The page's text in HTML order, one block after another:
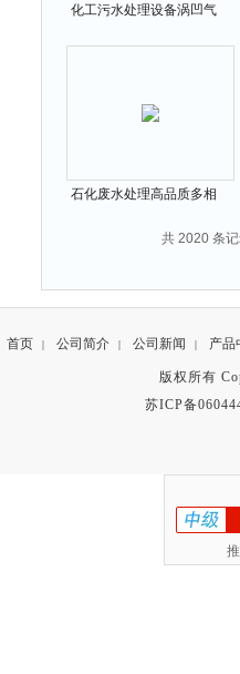
化工污水处理设备涡凹气
石化废水处理高品质多相
共 2020 条
首页 | 公司简介 | 公司新闻 | 产品
版权所有
苏ICP备